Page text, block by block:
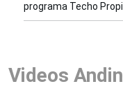
programa Techo
Videos